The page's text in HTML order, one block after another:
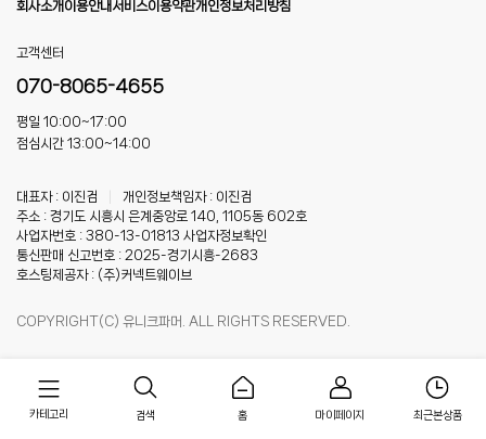
카테고리 검색 홈 마이페이지 최근본상품
회사소개 이용안내서비스이용약관개인정보처리방침
고객센터
070-8065-4655
평일 10:00~17:00
점심시간 13:00~14:00
대표자 : 이진검
개인정보책임자 : 이진검
주소 : 경기도 시흥시 은계중앙로 140, 1105동 602호
사업자번호 : 380-13-01813 사업자정보확인
통신판매 신고번호 : 2025-경기시흥-2683
호스팅제공자 : (주)커넥트웨이브
COPYRIGHT(C) 유니크파머. ALL RIGHTS RESERVED.